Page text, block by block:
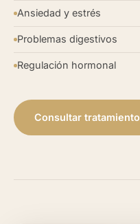
Ansiedad y estrés
Problemas digestivos
Regulación hormonal
Consultar tratamiento